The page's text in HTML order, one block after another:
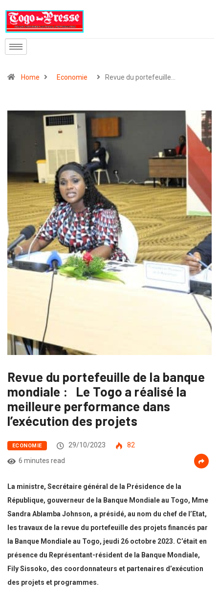
Home Economie Revue du portefeuille…
Revue du portefeuille de la banque
mondiale : Le Togo a réalisé la
meilleure performance dans
l’exécution des projets
ECONOMIE 29/10/2023
82
6 minutes read
La ministre, Secrétaire général de la Présidence de la
République, gouverneur de la Banque Mondiale au Togo, Mme
Sandra Ablamba Johnson, a présidé, au nom du chef de l’Etat,
les travaux de la revue du portefeuille des projets financés par
la Banque Mondiale au Togo, jeudi 26 octobre 2023. C’était en
présence du Représentant-résident de la Banque Mondiale,
Fily Sissoko, des coordonnateurs et partenaires d’exécution
des projets et programmes.